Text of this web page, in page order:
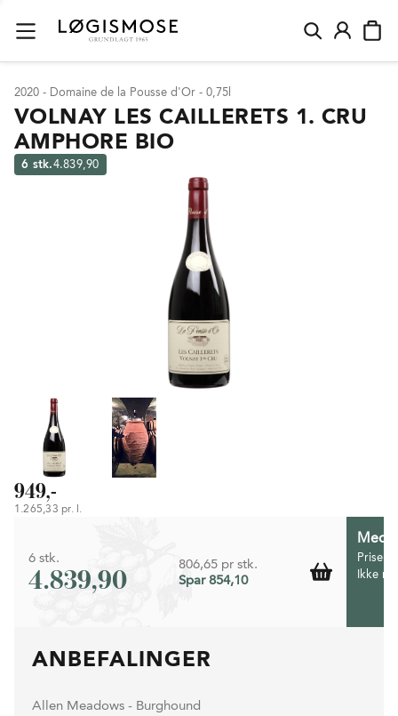
2020 - Domaine de la Pousse d'Or - 0,75l
VOLNAY LES CAILLERETS 1. CRU
AMPHORE BIO
6 stk.4.839,90
949,-
1.265,33 pr. l.
6 stk.
4.839,90
806,65 pr stk.
Spar 854,10
Prisen
Ikke
ANBEFALINGER
Allen Meadows - Burghound